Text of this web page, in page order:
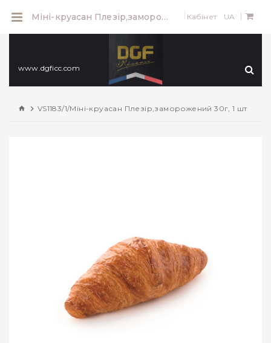
Кабінет UA
www.dgficc.com
VS1183/1/Міні-круасан Плезір,заморожений 30г, 1 шт
Міні-круасан Плезір,заморожений 30г, 1 шт